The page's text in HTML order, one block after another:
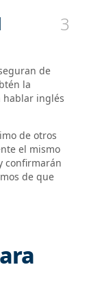
3
de
la
hablar inglés
de otros
el mismo
confirmarán
de que